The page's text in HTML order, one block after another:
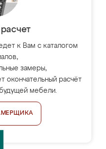
к Вам с каталогом
замеры,
окончательный расчёт
мебели.